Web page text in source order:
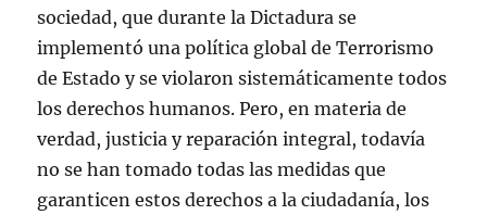
sociedad, que durante la Dictadura se
implementó una política global de Terrorismo
de Estado y se violaron sistemáticamente todos
los derechos humanos. Pero, en materia de
verdad, justicia y reparación integral, todavía
no se han tomado todas las medidas que
garanticen estos derechos a la ciudadanía, los